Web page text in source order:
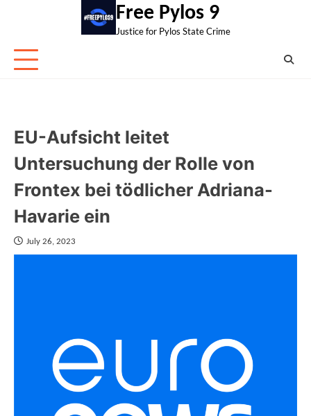
Free Pylos 9
Justice for Pylos State Crime
EU-Aufsicht leitet
Untersuchung der Rolle von
Frontex bei tödlicher Adriana-
Havarie ein
July 26, 2023